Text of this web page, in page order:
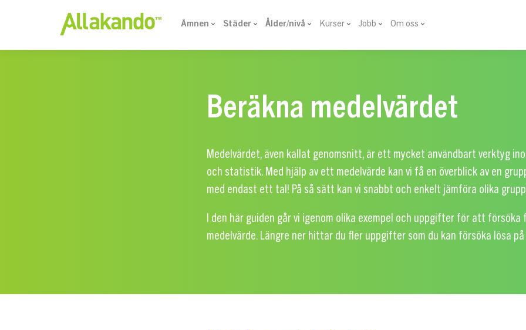
Ämnen Städer Ålder/nivå Kurser Jobb Om oss
Beräkna medelvärdet
Medelvärdet, även kallat genomsnitt, är ett mycket användbart verktyg
och statistik. Med hjälp av ett medelvärde kan vi få en överblick av en
med endast ett tal! På så sätt kan vi snabbt och enkelt jämföra olika
I den här guiden går vi igenom olika exempel och uppgifter för att försöka
medelvärde. Längre ner hittar du fler uppgifter som du kan försöka lösa på